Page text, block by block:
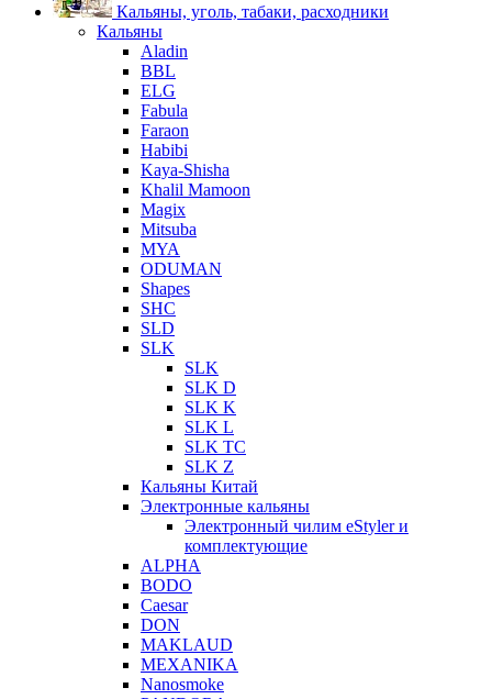
Кальяны, уголь, табаки, расходники
Кальяны
Aladin
BBL
ELG
Fabula
Faraon
Habibi
Kaya-Shisha
Khalil Mamoon
Magix
Mitsuba
MYA
ODUMAN
Shapes
SHC
SLD
SLK
SLK
SLK D
SLK K
SLK L
SLK TC
SLK Z
Кальяны Китай
Электронные кальяны
Электронный чилим eStyler и
комплектующие
ALPHA
BODO
Caesar
DON
MAKLAUD
MEXANIKA
Nanosmoke